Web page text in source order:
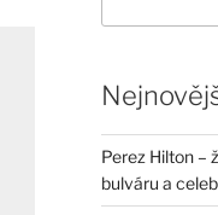
Perez Hilton –
bulváru a